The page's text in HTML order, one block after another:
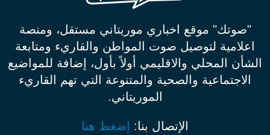
"صوتك" موقع اخباري موريتاني مستقل، ومنصة
اعلامية لتوصيل صوت المواطن والقاريء ومتابعة
الشأن المحلي والاقليمي أولاً بأول، إضافة للمواضيع
الاجتماعية والصحية والمتنوعة التي تهم القاريء
الموريتاني.
الإتصال بنا: إضغط هنا